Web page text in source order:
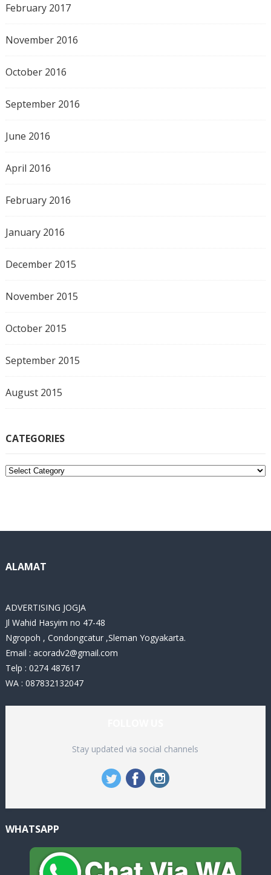
February 2017
November 2016
October 2016
September 2016
June 2016
April 2016
February 2016
January 2016
December 2015
November 2015
October 2015
September 2015
August 2015
CATEGORIES
C
i
ALAMAT
ADVERTISING JOGJA
Jl Wahid Hasyim no 47-48
Ngropoh , Condongcatur ,Sleman Yogyakarta.
Email : acoradv2@gmail.com
Telp : 0274 487617
WA : 087832132047
Stay updated via social channels
WHATSAPP